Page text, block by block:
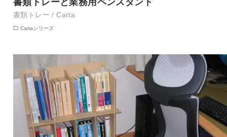
書類トレー / Carta
Cartaシリーズ